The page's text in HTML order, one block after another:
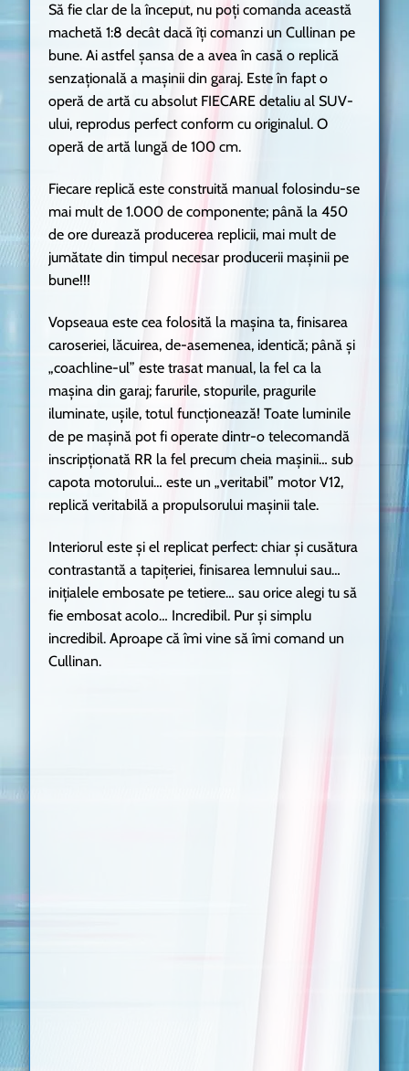
Să fie clar de la început, nu poți comanda această
machetă 1:8 decât dacă îți comanzi un Cullinan pe
bune. Ai astfel șansa de a avea în casă o replică
senzațională a mașinii din garaj. Este în fapt o
operă de artă cu absolut FIECARE detaliu al SUV-
ului, reprodus perfect conform cu originalul. O
operă de artă lungă de 100 cm.
Fiecare replică este construită manual folosindu-se
mai mult de 1.000 de componente; până la 450
de ore durează producerea replicii, mai mult de
jumătate din timpul necesar producerii mașinii pe
bune!!!
Vopseaua este cea folosită la mașina ta, finisarea
caroseriei, lăcuirea, de-asemenea, identică; până și
„coachline-ul” este trasat manual, la fel ca la
mașina din garaj; farurile, stopurile, pragurile
iluminate, ușile, totul funcționează! Toate luminile
de pe mașină pot fi operate dintr-o telecomandă
inscripționată RR la fel precum cheia mașinii… sub
capota motorului… este un „veritabil” motor V12,
replică veritabilă a propulsorului mașinii tale.
Interiorul este și el replicat perfect: chiar și cusătura
contrastantă a tapițeriei, finisarea lemnului sau…
inițialele embosate pe tetiere… sau orice alegi tu să
fie embosat acolo… Incredibil. Pur și simplu
incredibil. Aproape că îmi vine să îmi comand un
Cullinan.